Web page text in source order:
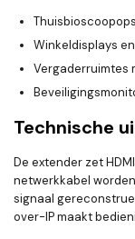
Winkeldisplays
Vergaderruimtes
Technische
De extender zet
netwerkkabel
signaal
over-IP maakt